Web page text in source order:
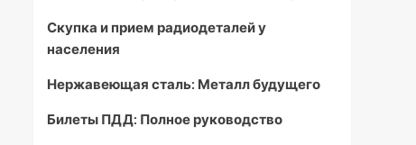
Скупка и прием радиодеталей у
населения
Нержавеющая сталь: Металл будущего
Билеты ПДД: Полное руководство